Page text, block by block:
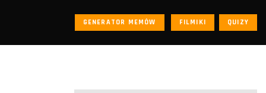
GENERATOR MEMÓW FILMIKI QUIZY